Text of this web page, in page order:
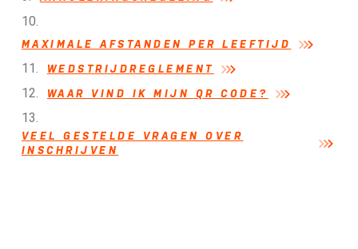
MAXIMALE AFSTANDEN PER LEEFTIJD
WEDSTRIJDREGLEMENT
WAAR VIND IK MIJN QR CODE?
VEEL GESTELDE VRAGEN OVER
INSCHRIJVEN